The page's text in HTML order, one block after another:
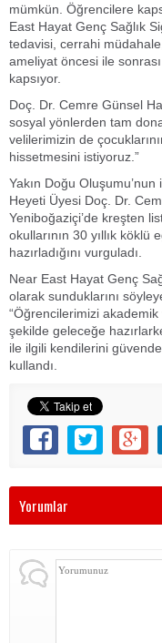
mümkün. Öğrencilere
East Hayat Genç Sağlık
tedavisi, cerrahi
ameliyat öncesi ile
kapsıyor.
Doç. Dr. Cemre Günsel
sosyal yönlerden tam
velilerimizin de
hissetmesini istiyoruz.”
Yakın Doğu
Heyeti Üyesi Doç. Dr.
Yeniboğaziçi’de kreşten
okullarının 30 yıllık
hazırladığını vurguladı.
Near East Hayat Genç
olarak sunduklarını
“Öğrencilerimizi
şekilde geleceğe
ile ilgili kendilerini
kullandı.
Yorumlar